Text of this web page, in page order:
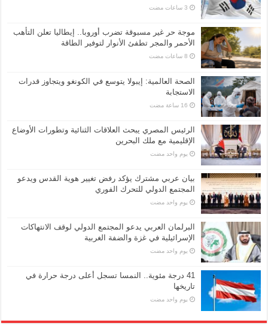
موجة حر غير مسبوقة تضرب أوروبا.. إيطاليا تعلن التأهب
الأحمر والمجر تطفئ الأنوار لتوفير الطاقة
الصحة العالمية: إيبولا يتوسع في الكونغو ويتجاوز قدرات
الاستجابة
الرئيس المصري يبحث العلاقات الثنائية وتطورات الأوضاع
الإقليمية مع ملك البحرين
‏يوم واحد مضت
بيان عربي مشترك يؤكد رفض تغيير هوية القدس ويدعو
المجتمع الدولي للتحرك الفوري
‏يوم واحد مضت
البرلمان العربي يدعو المجتمع الدولي لوقف الانتهاكات
الإسرائيلية في غزة والضفة الغربية
‏يوم واحد مضت
41 درجة مئوية.. النمسا تسجل أعلى درجة حرارة في
تاريخها
‏يوم واحد مضت